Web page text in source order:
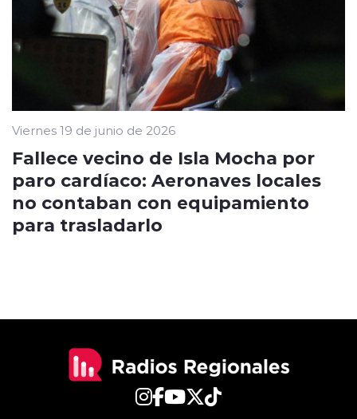
Viernes 19 de junio de 2026
Fallece vecino de Isla Mocha por
paro cardíaco: Aeronaves locales
no contaban con equipamiento
para trasladarlo